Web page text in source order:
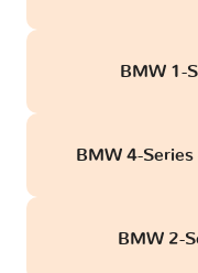
BMW 1-
BMW 4-
BMW 2-